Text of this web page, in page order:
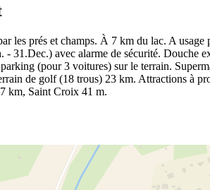
les prés et champs. À 7 km du lac. A
31.Dec.) avec alarme de sécurité. Douche
(pour 3 voitures) sur le terrain.
de golf (18 trous) 23 km. Attractions à
km, Saint Croix 41 m.